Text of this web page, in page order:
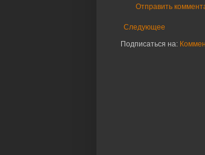
Отправить
Следующее
Подписаться на: